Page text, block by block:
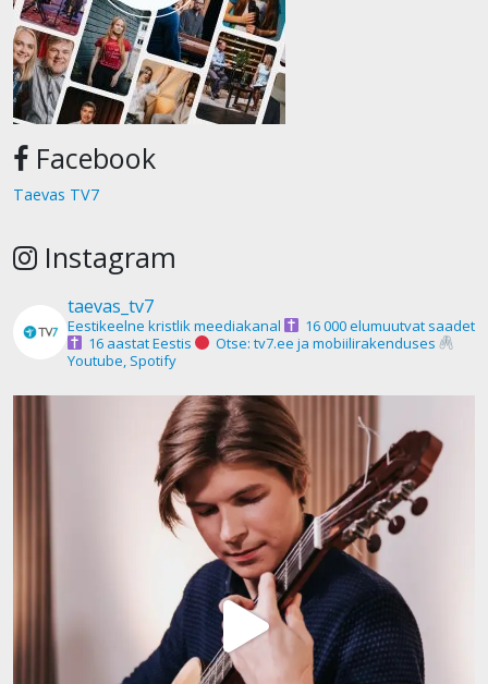
Facebook
Taevas TV7
Instagram
taevas_tv7
Eestikeelne kristlik meediakanal
16 000 elumuutvat saadet
16 aastat Eestis
Otse: tv7.ee ja mobiilirakenduses
Youtube, Spotify